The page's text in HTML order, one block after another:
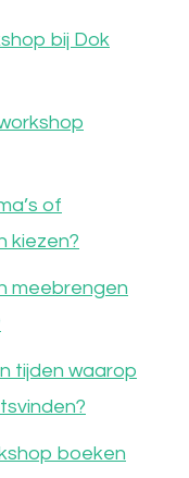
bij Dok
of
kiezen?
meebrengen
tijden waarop
boeken